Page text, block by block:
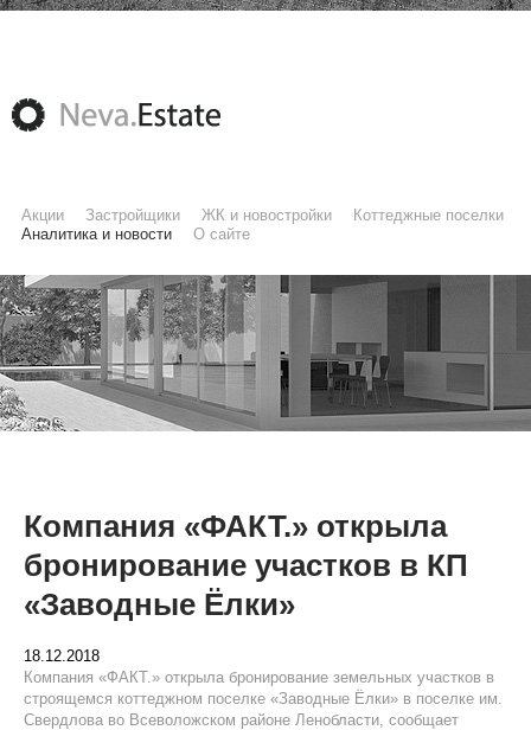
Акции Застройщики ЖК и новостройки
Коттеджные поселки
Аналитика и новости
О сайте
Компания «ФАКТ.» открыла
бронирование участков в КП
«Заводные Ёлки»
18.12.2018
Компания «ФАКТ.» открыла бронирование земельных участков в
строящемся коттеджном поселке «Заводные Ёлки» в поселке им.
Свердлова во Всеволожском районе Ленобласти, сообщает